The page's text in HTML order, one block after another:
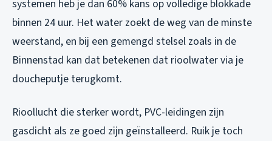
systemen heb je dan 60% kans op volledige blokkade
binnen 24 uur. Het water zoekt de weg van de minste
weerstand, en bij een gemengd stelsel zoals in de
Binnenstad kan dat betekenen dat rioolwater via je
doucheputje terugkomt.
Rioollucht die sterker wordt, PVC-leidingen zijn
gasdicht als ze goed zijn geïnstalleerd. Ruik je toch